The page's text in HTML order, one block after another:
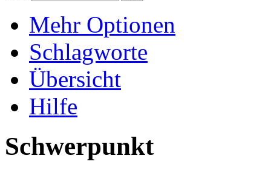
Mehr Optionen
Schlagworte
Übersicht
Hilfe
Schwerpunkt